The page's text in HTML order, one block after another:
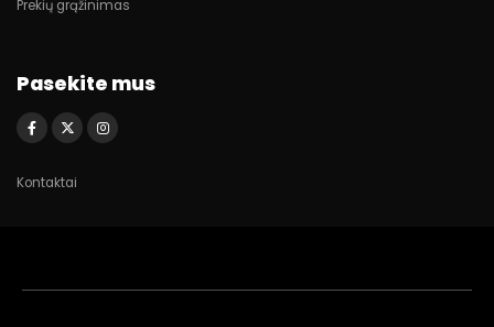
Prekių grąžinimas
Pasekite mus
Kontaktai